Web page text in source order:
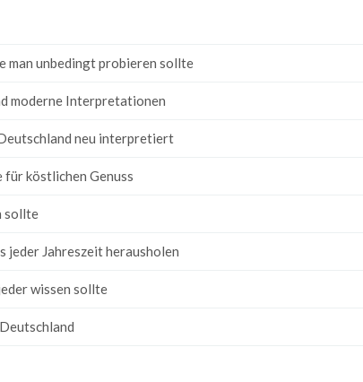
man unbedingt probieren sollte
moderne Interpretationen
neu interpretiert
köstlichen Genuss
sollte
jeder Jahreszeit herausholen
wissen sollte